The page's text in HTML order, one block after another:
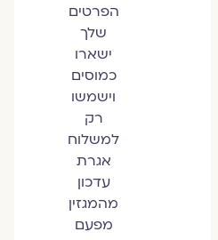
הפרטים
שלך
ישארו
כמוסים
וישמשו
רק
למשלוח
אגרת
עדכון
מהמגזין
מפעם